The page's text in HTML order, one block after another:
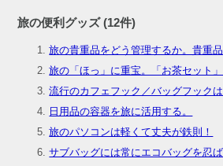
旅の便利グッズ (12件)
旅の貴重品をどう管理するか。貴重
旅の「ほっ」に重宝。「お茶セット」
流行のカフェフック／バッグフック
日用品の容器を旅に活用する。
旅のパソコンは軽くて丈夫が鉄則！
サブバッグには常にエコバッグを忍ば